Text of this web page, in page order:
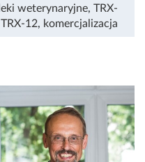
leki weterynaryjne, TRX-
TRX-12, komercjalizacja